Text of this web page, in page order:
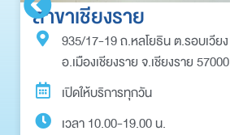
สาขาเชียงราย
935/17-19 ถ.หลโยธิน ต.รอบเวียง
อ.เมืองเชียงราย จ.เชียงราย 57000
เปิดให้บริการทุกวัน
เวลา 10.00-19.00 น.